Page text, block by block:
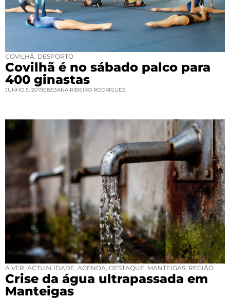
COVILHÃ, DESPORTO
Covilhã é no sábado palco para
400 ginastas
JUNHO 5, 201908:53ANA RIBEIRO RODRIGUES
A VER, ACTUALIDADE, AGENDA, DESTAQUE, MANTEIGAS, REGIÃO
Crise da água ultrapassada em
Manteigas